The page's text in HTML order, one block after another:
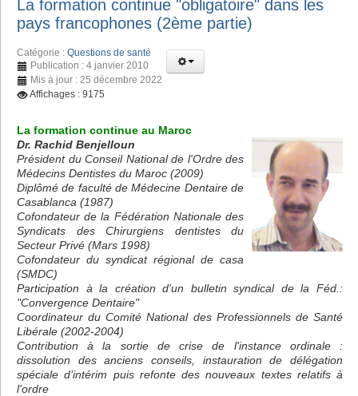
La formation continue "obligatoire" dans les
pays francophones (2ème partie)
Catégorie : Questions de santé
Publication : 4 janvier 2010
Mis à jour : 25 décembre 2022
Affichages : 9175
La formation continue au Maroc
Dr. Rachid Benjelloun
Président du Conseil National de l'Ordre des
Médecins Dentistes du Maroc (2009)
Diplômé de faculté de Médecine Dentaire de
Casablanca (1987)
Cofondateur de la Fédération Nationale des
Syndicats des Chirurgiens dentistes du
Secteur Privé (Mars 1998)
Cofondateur du syndicat régional de casa
(SMDC)
Participation à la création d'un bulletin syndical de la Féd.:
"Convergence Dentaire"
Coordinateur du Comité National des Professionnels de Santé
Libérale (2002-2004)
Contribution à la sortie de crise de l'instance ordinale :
dissolution des anciens conseils, instauration de délégation
spéciale d’intérim puis refonte des nouveaux textes relatifs à
l'ordre